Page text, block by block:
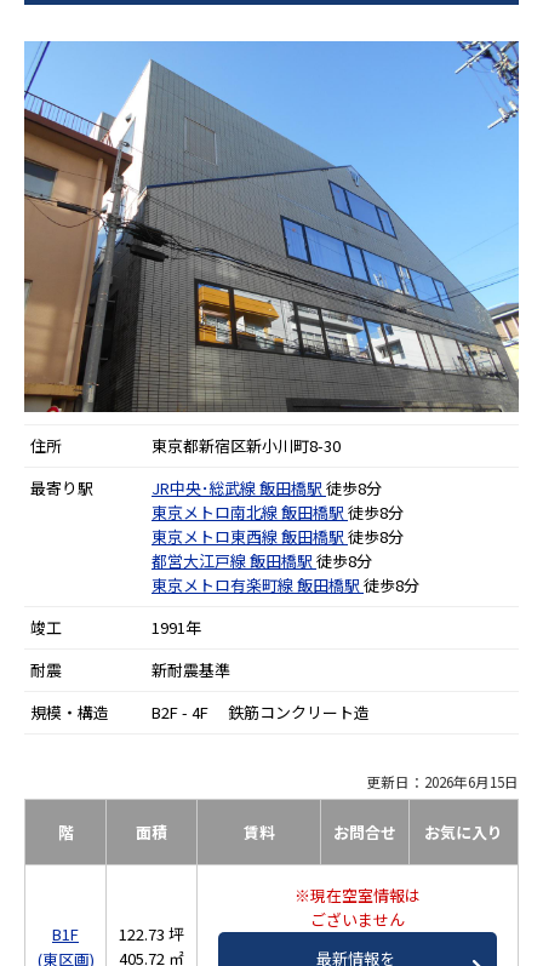
住所
東京都新宿区新小川町8-30
最寄り駅
JR中央･総武線飯田橋駅 徒歩8分
東京メトロ南北線飯田橋駅 徒歩8分
東京メトロ東西線飯田橋駅 徒歩8分
都営大江戸線飯田橋駅 徒歩8分
東京メトロ有楽町線飯田橋駅 徒歩8分
竣工
1991年
耐震
新耐震基準
規模・構造
B2F - 4F 鉄筋コンクリート造
更新日：2026年6月15日
階 面積 賃料 お問合せ お気に入り
B1F
(東区画)
122.73 坪
405.72 ㎡
※現在空室情報は
ございません
最新情報を